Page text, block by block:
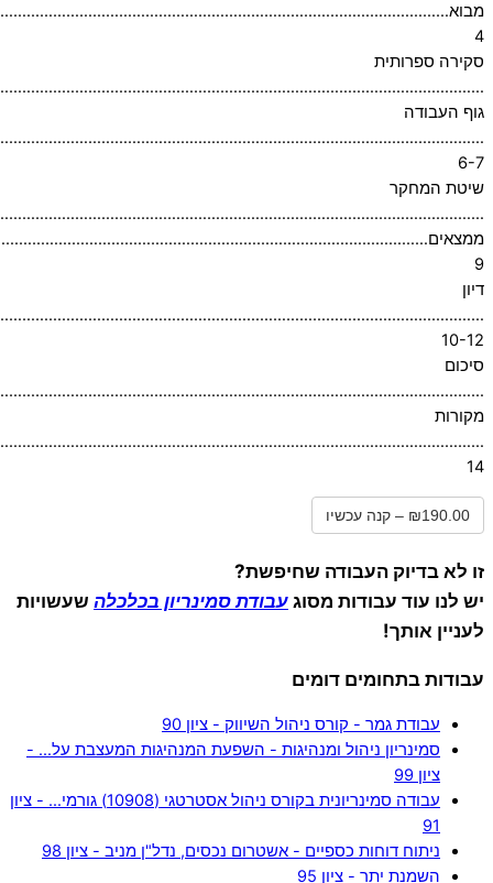
4
סקירה ספרותית
גוף העבודה
6-7
שיטת המחקר
9
דיון
10-12
סיכום
מקורות
14
₪190.00 – קנה עכשיו
זו לא בדיוק העבודה שחיפשת?
יש לנו עוד עבודות מסוגעבודת סמינריון בכלכלה שעשויות
לעניין אותך!
עבודות בתחומים דומים
עבודת גמר - קורס ניהול השיווק - ציון 90
סמינריון ניהול ומנהיגות - השפעת המנהיגות המעצבת על… -
ציון 99
עבודה סמינריונית בקורס ניהול אסטרטגי (10908) גורמי… - ציון
91
ניתוח דוחות כספיים - אשטרום נכסים, נדל"ן מניב - ציון 98
השמנת יתר - ציון 95